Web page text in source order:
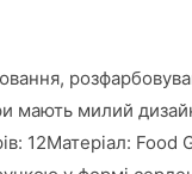
мають милий
12Матеріал: Food